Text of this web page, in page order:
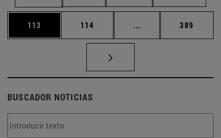
Página
113 Página
114 ... Páginas intermedias
Página
389
BUSCADOR NOTICIAS